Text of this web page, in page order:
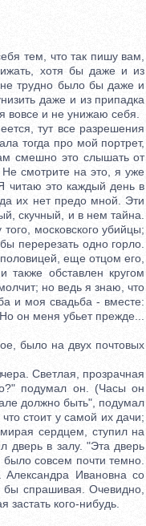
тем, что так пишу вам,
хотя бы даже и из
трудно было бы даже и
даже и из припадка
вовсе и не унижаю себя.
тут все разрешения
тогда про мой портрет,
смешно это слышать от
смотрите на это, я уже
читаю это каждый день в
их нет предо мной. Эти
скучный, и в нем тайна.
московского убийцы;
перерезать одно горло.
еще отцом его,
также обставлен кругом
но ведь я знаю, что
и моя свадьба - вместе:
он меня убьет прежде...
было на двух почтовых
Светлая, прозрачная
подумал он. (Часы он
должно быть", подумал
стоит у самой их дачи;
сердцем, ступил на
дверь в залу. "Эта дверь
было совсем почти темно.
Ивановна со
бы спрашивая. Очевидно,
застать кого-нибудь.